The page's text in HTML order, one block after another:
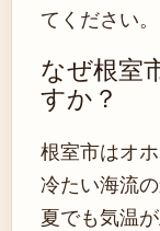
てください。
なぜ根室
すか？
根室市はオ
冷たい海流
夏でも気温